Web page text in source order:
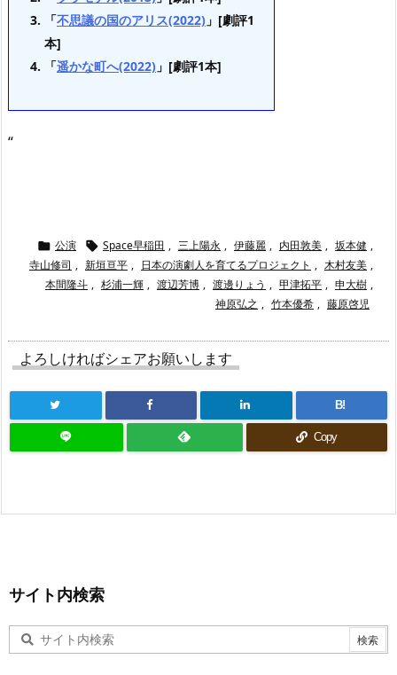
「不思議の国のアリス(2022) 」[劇評1
本]
「遥かな町へ(2022) 」[劇評1本]
“
 公演  Space早稲田 , 三上陽永 , 伊藤麗 , 内田敦美 , 坂本健 ,
寺山修司 , 新垣亘平 , 日本の演劇人を育てるプロジェクト , 木村友美 ,
本間隆斗 , 杉浦一輝 , 渡辺芳博 , 渡邊りょう , 甲津拓平 , 申大樹 ,
神原弘之 , 竹本優希 , 藤原啓児
よろしければシェアお願いします
B!
Copy
サイト内検索